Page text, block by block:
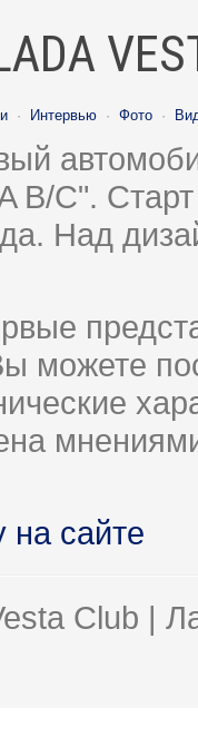
· Интервью · Фото ·
B/C".
Над
можете
на сайте
Club |